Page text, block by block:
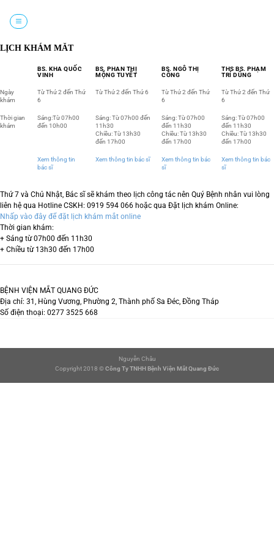
đến
LỊCH KHÁM MẮT
BS. KHA QUỐC
VINH
BS. PHAN THỊ
MỘNG TUYẾT
BS. NGÔ THỊ
CÔNG
THS BS. PHẠM
TRÍ DŨNG
Ngày
khám
Từ Thứ 2 đến Thứ
6
Từ Thứ 2 đến Thứ 6
Từ Thứ 2 đến Thứ
6
Từ Thứ 2 đến Thứ
6
Thời gian
khám
Sáng:Từ 07h00
đến 10h00
Sáng: Từ 07h00 đến
11h30
Chiều: Từ 13h30
đến 17h00
Sáng: Từ 07h00
đến 11h30
Chiều: Từ 13h30
đến 17h00
Sáng: Từ 07h00
đến 11h30
Chiều: Từ 13h30
đến 17h00
Xem thông tin
bác sĩ
Xem thông tin bác sĩ
Xem thông tin bác
sĩ
Xem thông tin bác
sĩ
Thứ 7 và Chủ Nhật, Bác sĩ sẽ khám theo lịch công tác nên Quý Bệnh nhân vui lòng
liên hệ qua Hotline CSKH: 0919 594 066 hoặc qua Đặt lịch khám Online:
Nhấp vào đây để đặt lịch khám mắt online
Thời gian khám:
+ Sáng từ 07h00 đến 11h30
+ Chiều từ 13h30 đến 17h00
BỆNH VIỆN MẮT QUANG ĐỨC
Địa chỉ: 31, Hùng Vương, Phường 2, Thành phố Sa Đéc, Đồng Tháp
Số điện thoại: 0277 3525 668
Nguyễn Châu
Copyright 2018 ©Công Ty TNHH Bệnh Viện Mắt Quang Đức